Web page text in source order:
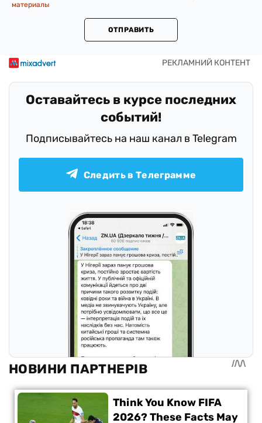
материалы
ОТПРАВИТЬ
Оставайтесь в курсе последних
событий!
Подписывайтесь на наш канал в Telegram
Следить в Телеграмме